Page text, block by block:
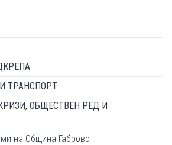
ТРАНСПОРТ
ОБЩЕСТВЕН РЕД И
на Община Габрово